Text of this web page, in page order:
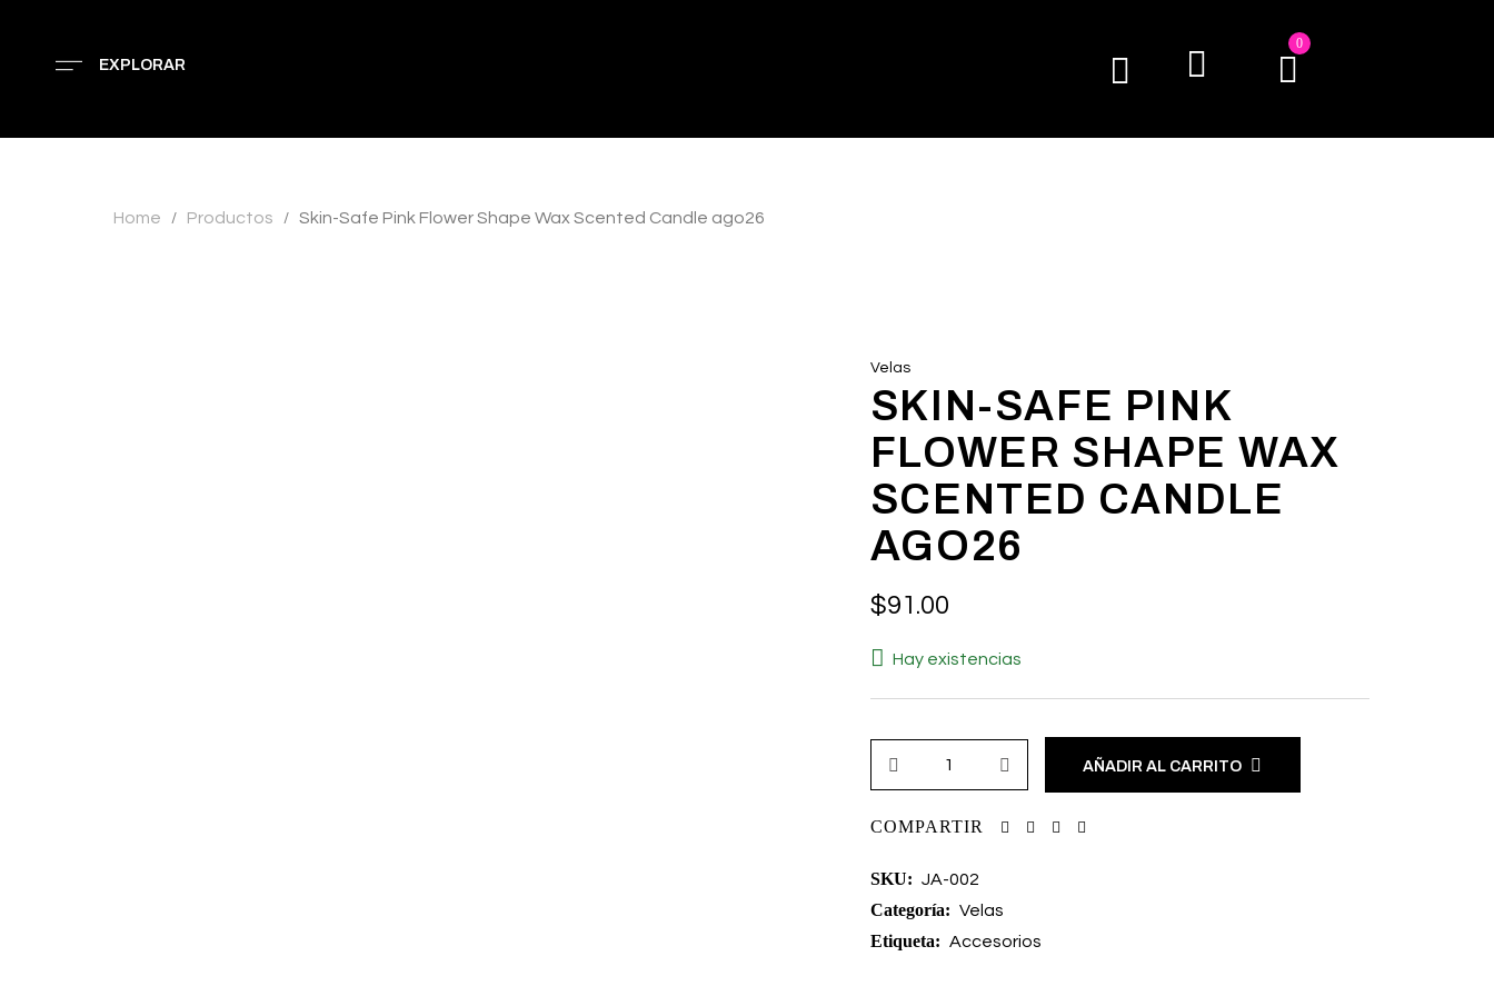
EXPLORAR
0
Home / Productos / Skin-Safe Pink Flower Shape Wax Scented Candle ago26
Velas
SKIN-SAFE PINK
FLOWER SHAPE WAX
SCENTED CANDLE
AGO26
$91.00
Hay existencias
AÑADIR AL CARRITO
COMPARTIR
SKU: JA-002
Categoría: Velas
Etiqueta: Accesorios